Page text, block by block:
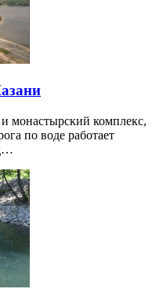
монастырский комплекс,
по воде работает